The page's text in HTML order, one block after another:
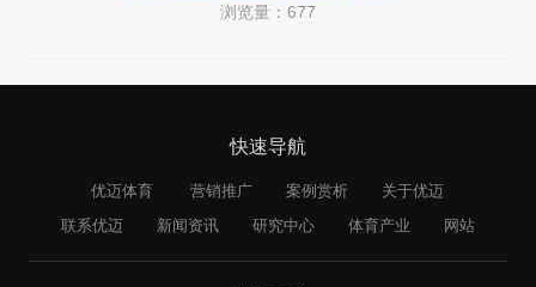
浏览量：677
快速导航
优迈体育 营销推广 案例赏析
关于优迈
联系优迈
新闻资讯 研究中心 体育产业 网站